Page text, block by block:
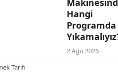
Hangi
Programda
2 Ağu 2026